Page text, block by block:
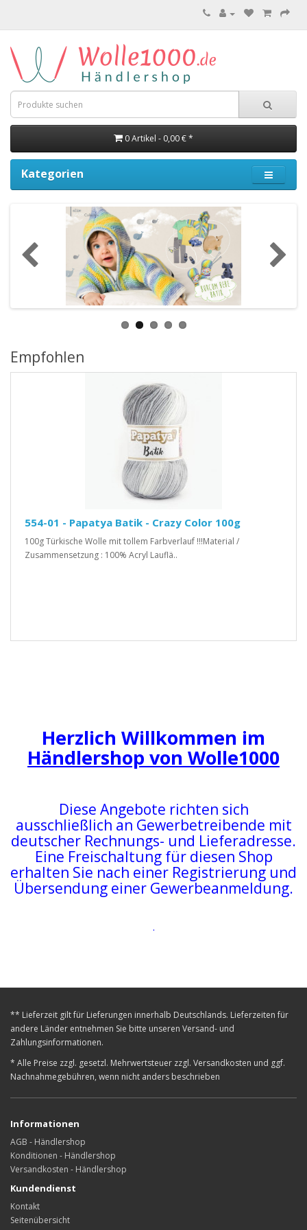
0 Artikel - 0,00 € *
Kategorien
Empfohlen
554-01 - Papatya Batik - Crazy Color 100g
100g Türkische Wolle mit tollem Farbverlauf !!!Material /
Zusammensetzung : 100% Acryl Lauflä..
Herzlich Willkommen im
Händlershop von Wolle1000
Diese Angebote richten sich
ausschließlich an Gewerbetreibende mit
deutscher Rechnungs- und Lieferadresse.
Eine Freischaltung für diesen Shop
erhalten Sie nach einer Registrierung und
Übersendung einer Gewerbeanmeldung.
.
** Lieferzeit gilt für Lieferungen innerhalb Deutschlands. Lieferzeiten für
andere Länder entnehmen Sie bitte unseren Versand- und
Zahlungsinformationen.
* Alle Preise zzgl. gesetzl. Mehrwertsteuer zzgl. Versandkosten und ggf.
Nachnahmegebühren, wenn nicht anders beschrieben
Informationen
AGB - Händlershop
Konditionen - Händlershop
Versandkosten - Händlershop
Kundendienst
Kontakt
Seitenübersicht